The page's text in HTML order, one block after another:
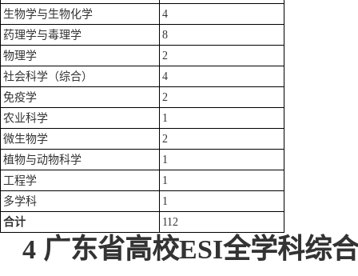
生物学与生物化学
4
药理学与毒理学
8
物理学
2
社会科学（综合）
4
免疫学
2
农业科学
1
微生物学
2
植物与动物科学
1
工程学
1
多学科
1
合计
112
4 广东省高校ESI全学科综